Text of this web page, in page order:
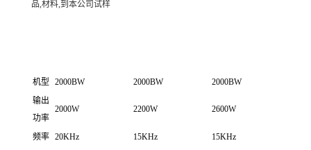
品,材料,到本公司试样
机型 2000BW 2000BW
2000BW
输出
功率
2000W 2200W 2600W
频率 20KHz 15KHz
15KHz